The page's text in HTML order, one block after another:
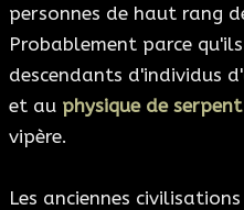
personnes de haut rang
Probablement parce
descendants d'individus
et au physique de serpent
vipère.
Les anciennes